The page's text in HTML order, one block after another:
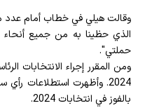
وقالت هيلي في خطاب أمام عدد
الذي حظينا به من جميع أنحاء
حملتي".
2024. وأظهرت استطلاعات
بالفوز في انتخابات 2024.